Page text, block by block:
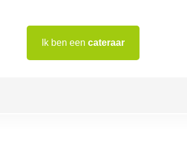
Ik ben een cateraar